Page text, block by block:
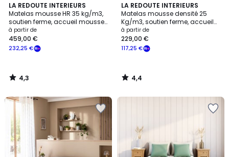
LA REDOUTE INTERIEURS
Matelas mousse HR 35 kg/m3,
soutien ferme, accueil mousse
viscoélastique
à partir de
232,25 €
459,00 €
4,3
/ 5
4,3
/
LA REDOUTE INTERIEURS
Matelas mousse densité 25
Kg/m3, soutien ferme, accueil
moelleux
à partir de
117,25 €
229,00 €
4,4
/ 5
4,4
/